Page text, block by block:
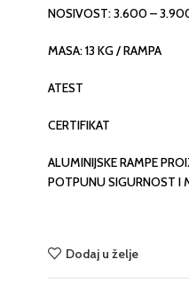
NOSIVOST: 3.600 –
MASA: 13 KG / RAMPA
ATEST
CERTIFIKAT
ALUMINIJSKE RAMPE
POTPUNU SIGURNOST I
Dodaj u želje